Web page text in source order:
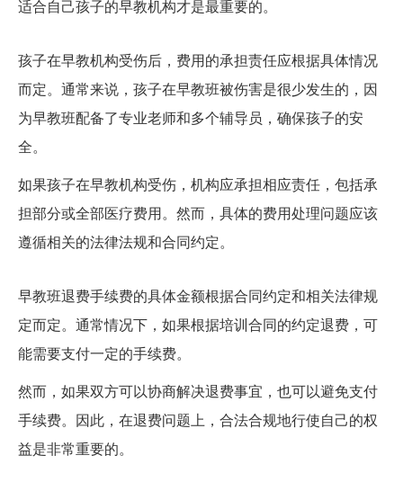
适合自己孩子的早教机构才是最重要的。
孩子在早教机构受伤后，费用的承担责任应根据具体情况
而定。通常来说，孩子在早教班被伤害是很少发生的，因
为早教班配备了专业老师和多个辅导员，确保孩子的安
全。
如果孩子在早教机构受伤，机构应承担相应责任，包括承
担部分或全部医疗费用。然而，具体的费用处理问题应该
遵循相关的法律法规和合同约定。
早教班退费手续费的具体金额根据合同约定和相关法律规
定而定。通常情况下，如果根据培训合同的约定退费，可
能需要支付一定的手续费。
然而，如果双方可以协商解决退费事宜，也可以避免支付
手续费。因此，在退费问题上，合法合规地行使自己的权
益是非常重要的。